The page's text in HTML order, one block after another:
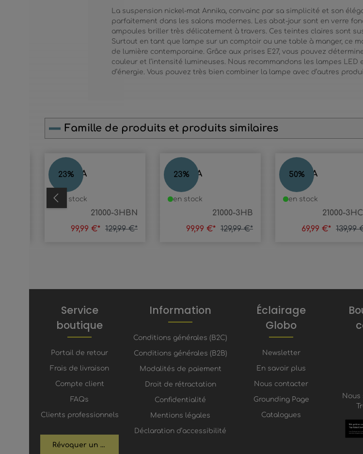
La suspension nickel-mat Annika, convainc par sa simplicité et son
parfaitement dans les salons modernes. Les abat-jour sont en verre
ampoules briller très délicatement à travers. Ces teintes claires sont
Surtout en tant que lampe sur un comptoir ou une table à manger, ce
de lumière contemporaine. Grâce aux prises E27, vous pouvez
couleur et l’intensité lumineuses. Nous recommandons les lampes
d’énergie. Vous pouvez très bien combiner la lampe avec d’autres
Famille de produits et produits similaires
Ignorer la galerie de produits
23%
ANNIKA
21000-3HBN
en stock
99,99 €* 129,99 €*
23%
ANNIKA
21000-3HB
en stock
99,99 €* 129,99 €*
50%
ANNIKA
21000-
en stock
69,99 €* 139,99
Service
boutique
Portail de retour
Frais de livraison
Compte client
FAQs
Clients professionnels
Révoquer un contrat
Information
Conditions générales (B2C)
Conditions générales (B2B)
Modalités de paiement
Droit de rétractation
Confidentialité
Mentions légales
Déclaration d’accessibilité
Éclairage
Globo
Newsletter
En savoir plus
Nous contacter
Grounding Page
Catalogues
Nous